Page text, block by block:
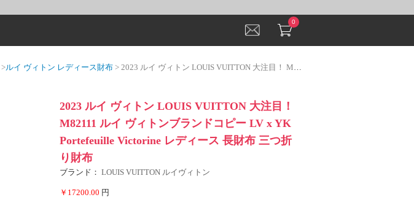
0
>ルイ ヴィトン レディース財布 > 2023 ルイ ヴィトン LOUIS VUITTON 大注目！ M82111 ルイ ヴィトンブランドコピー LV x YK Portefeuille Victorine レディース 長財布 三つ折り財布
2023 ルイ ヴィトン LOUIS VUITTON 大注目！
M82111 ルイ ヴィトンブランドコピー LV x YK
Portefeuille Victorine レディース 長財布 三つ折
り財布
ブランド： LOUIS VUITTON ルイヴィトン
￥17200.00 円